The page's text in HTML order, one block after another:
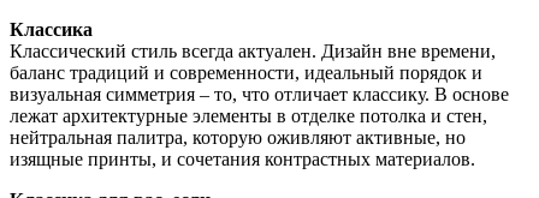
Классика
Классический стиль всегда актуален. Дизайн вне времени,
баланс традиций и современности, идеальный порядок и
визуальная симметрия – то, что отличает классику. В основе
лежат архитектурные элементы в отделке потолка и стен,
нейтральная палитра, которую оживляют активные, но
изящные принты, и сочетания контрастных материалов.